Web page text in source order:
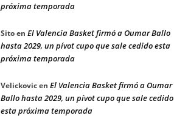
próxima temporada
Sitoen El Valencia Basket firmó a Oumar Ballo
hasta 2029, un pívot cupo que sale cedido esta
próxima temporada
Velickovicen El Valencia Basket firmó a Oumar
Ballo hasta 2029, un pívot cupo que sale cedido
esta próxima temporada